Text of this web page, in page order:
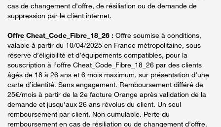
cas de changement d'offre, de résiliation ou de demande de
suppression par le client internet.
Offre Cheat_Code_Fibre_18_26 : Offre soumise à conditions,
valable à partir du 10/04/2025 en France métropolitaine, sous
réserve d’éligibilité et d’équipements compatibles, pour la
souscription à l’offre Cheat_Code_Fibre_18_26 par des clients
âgés de 18 à 26 ans et 6 mois maximum, sur présentation d’une
carte d’identité. Sans engagement. Remboursement différé de
25€/mois à partir de la 2e facture Orange après validation de la
demande et jusqu’aux 26 ans révolus du client. Un seul
remboursement par client. Non cumulable. Perte du
remboursement en cas de résiliation ou de changement d’offre.